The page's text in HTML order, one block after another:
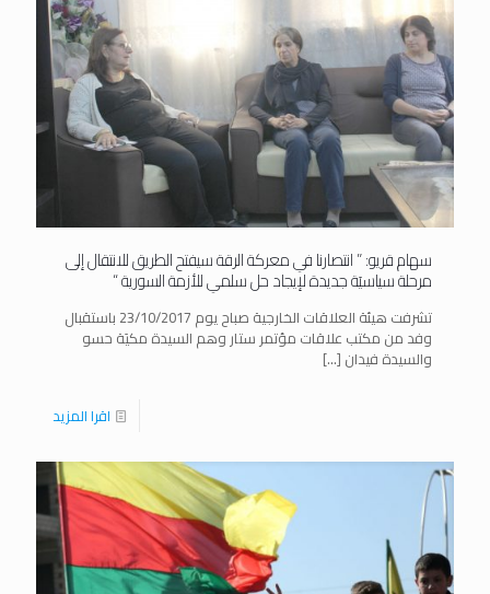
سهام قريو: ” انتصارنا في معركة الرقة سيفتح الطريق للانتقال إلى
مرحلة سياسيَة جديدة لإيجاد حل سلمي للأزمة السورية “
تشرفت هيئة العلاقات الخارجية صباح يوم 23/10/2017 باستقبال
وفد من مكتب علاقات مؤتمر ستار وهم السيدة مكيَة حسو
والسيدة فيدان […]
اقرا المزيد